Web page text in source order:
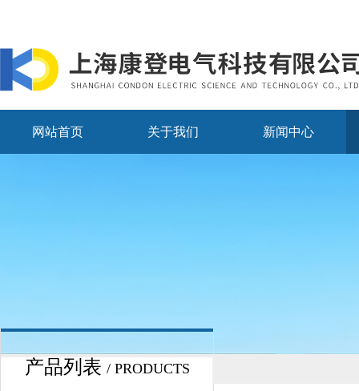
网站首页 关于我们 新闻中心
产品列表 / PRODUCTS